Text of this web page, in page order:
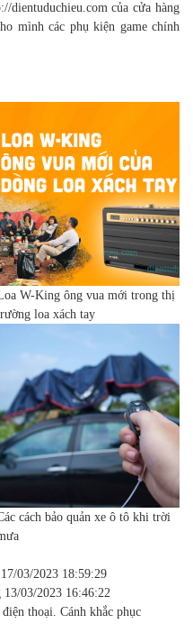
dientuduchieu.comcủa cửa hàng
mình các phụ kiện game chính
W-King ông vua mới trong thị
loa xách tay
cách bảo quản xe ô tô khi trời
17/03/2023 18:59:29
13/03/2023 16:46:22
thoại. Cánh khắc phục